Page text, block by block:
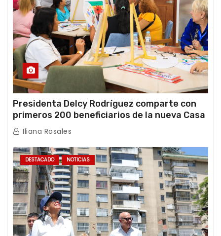
Presidenta Delcy Rodríguez comparte con
primeros 200 beneficiarios de la nueva Casa
de los Abuelos “La Primavera” en Caracas
Iliana Rosales
DESTACADO NOTICIAS